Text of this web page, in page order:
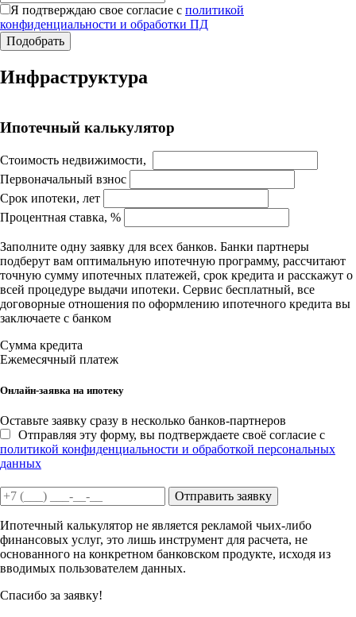
Я подтверждаю свое согласие с политикой
конфиденциальности и обработки ПД
Инфраструктура
Для корректной работы Raster JS API нужен ключ. Помощь:
Ипотечный калькулятор
Стоимость недвижимости,
Первоначальный взнос
Срок ипотеки, лет
Процентная ставка, %
Заполните одну заявку для всех банков. Банки партнеры
подберут вам оптимальную ипотечную программу, рассчитают
точную сумму ипотечных платежей, срок кредита и расскажут о
всей процедуре выдачи ипотеки. Сервис бесплатный, все
договорные отношения по оформлению ипотечного кредита вы
заключаете с банком
Сумма кредита
Ежемесячный платеж
Онлайн-заявка на ипотеку
Оставьте заявку сразу в несколько банков-партнеров
Отправляя эту форму, вы подтверждаете своё согласие с
политикой конфиденциальности и обработкой персональных
данных
Отправить заявку
Ипотечный калькулятор не является рекламой чьих-либо
финансовых услуг, это лишь инструмент для расчета, не
основанного на конкретном банковском продукте, исходя из
вводимых пользователем данных.
Спасибо за заявку!